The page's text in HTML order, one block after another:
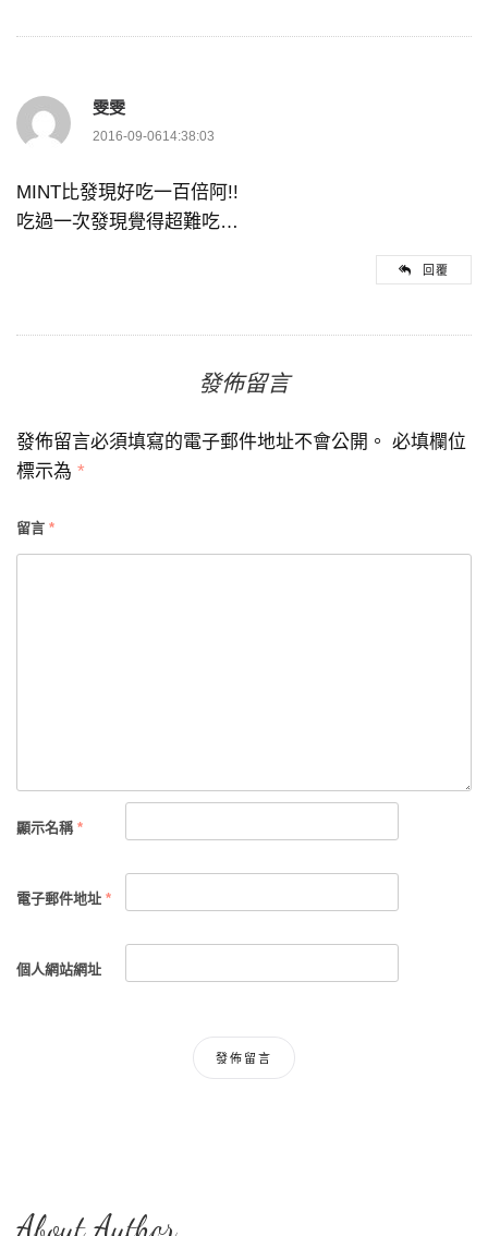
雯雯
2016-09-0614:38:03
MINT比發現好吃一百倍阿!!
吃過一次發現覺得超難吃…
回覆
發佈留言
發佈留言必須填寫的電子郵件地址不會公開。 必填欄位
標示為 *
留言 *
顯示名稱 *
電子郵件地址 *
個人網站網址
About Author